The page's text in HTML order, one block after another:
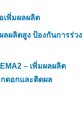
เพิ่มผลผลิต
ลผลิตสูง ป้องกันการร่วง
– เพิ่มผลผลิต
ดอกและติดผล